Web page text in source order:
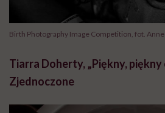
Birth Photography Image Competition, fot.
Tiarra Doherty, „Piękny, piękny
Zjednoczone